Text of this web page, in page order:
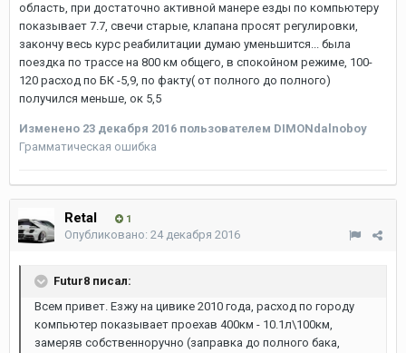
область, при достаточно активной манере езды по компьютеру
показывает 7.7, свечи старые, клапана просят регулировки,
закончу весь курс реабилитации думаю уменьшится... была
поездка по трассе на 800 км общего, в спокойном режиме, 100-
120 расход по БК -5,9, по факту( от полного до полного)
получился меньше, ок 5,5
Изменено 23 декабря 2016 пользователем DIMONdalnoboy
Грамматическая ошибка
Retal 1
Опубликовано: 24 декабря 2016
Futur8 писал:
Всем привет. Езжу на цивике 2010 года, расход по городу
компьютер показывает проехав 400км - 10.1л\100км,
замеряв собственноручно (заправка до полного бака,